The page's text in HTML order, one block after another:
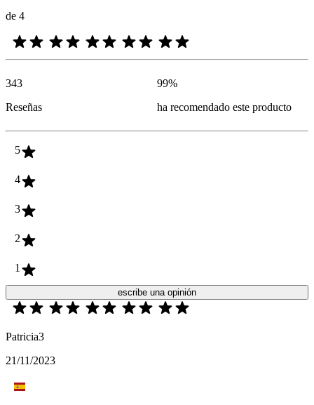
de 4
343
Reseñas
99%
ha recomendado este producto
5
4
3
2
1
escribe una opinión
Patricia3
21/11/2023